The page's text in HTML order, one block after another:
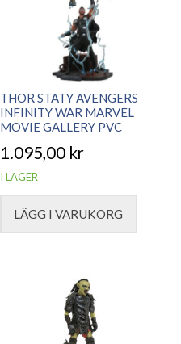
THOR STATY AVENGERS
INFINITY WAR MARVEL
MOVIE GALLERY PVC
1.095,00 kr
I LAGER
LÄGG I VARUKORG